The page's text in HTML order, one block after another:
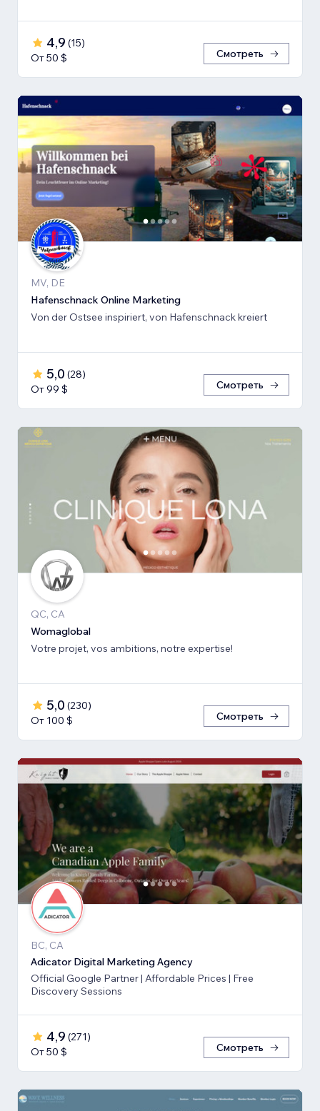
4,9 (15)
От 50 $
Смотреть
MV, DE
Hafenschnack Online Marketing
Von der Ostsee inspiriert, von Hafenschnack kreiert
5,0 (28)
От 99 $
Смотреть
QC, CA
Womaglobal
Votre projet, vos ambitions, notre expertise!
5,0 (230)
От 100 $
Смотреть
BC, CA
Adicator Digital Marketing Agency
Official Google Partner | Affordable Prices | Free
Discovery Sessions
4,9 (271)
От 50 $
Смотреть